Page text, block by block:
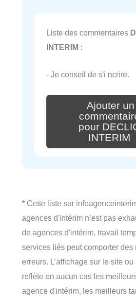
Liste des commentaires
INTERIM :
- Je conseil de s'i ncrire.
Ajouter un
pour
INTERIM
* Cette liste sur
agences d'intérim n’est pas
de agences d'intérim, travail
services liés peut comporter des
erreurs. L’affichage sur le site
reflète en aucun cas les
agence d'intérim, les meilleurs